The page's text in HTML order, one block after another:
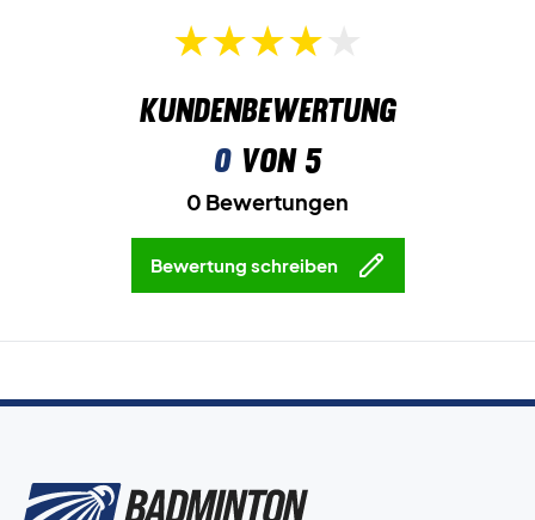
Kundenbewertung
0von 5
0 Bewertungen
Bewertung schreiben